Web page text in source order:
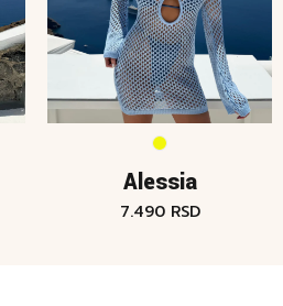
Alessia
7.490 RSD